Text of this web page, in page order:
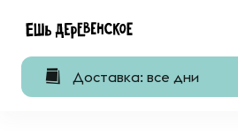
Доставка: все дни